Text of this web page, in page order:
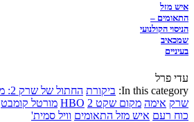
איש מזל
התאומים –
הניסוי הקולנועי
שמכאיב
בעיניים
עדי פרל
In this category: ביקורת החתול של שרק 2: משאלה אחת ודי
שרק אימה מקום שקט 2 HBO מורטל קומבט
כוח רעם איש מזל התאומים וויל סמית'